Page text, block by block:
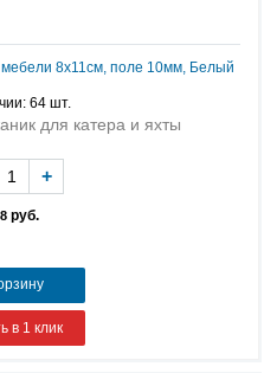
мебели 8х11см, поле 10мм, Белый
64 шт.
для катера и яхты
руб.
+
в 1 клик